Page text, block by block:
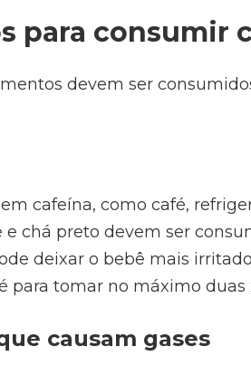
para consumir
devem ser
cafeína, como café,
e chá preto devem ser
deixar o bebê mais
para tomar no máximo duas
causam gases